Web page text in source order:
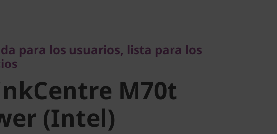
M70t
(Intel)
para los usuarios, lista para los
M70t
(Intel)